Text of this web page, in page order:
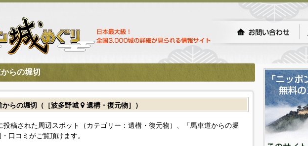
らの堀切
からの堀切（［波多野城 遺構・復元物］）
投稿された周辺スポット（カテゴリー：遺構・復元物）、「馬車道からの堀
口コミがご覧頂けます。